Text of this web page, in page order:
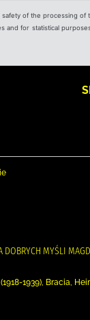
of the processing
and for statistical
DOBRYCH MYŚLI
1939), Bracia,